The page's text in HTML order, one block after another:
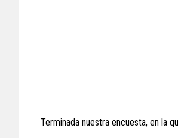
Terminada nuestra encuesta, en la